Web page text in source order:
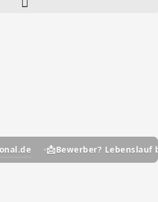
📩Bewerber? Lebenslauf bitte an